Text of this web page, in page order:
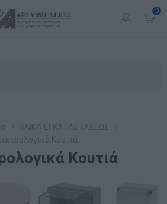
0
Κουτιά